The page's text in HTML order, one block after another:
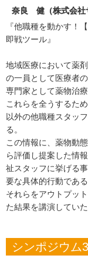
奈良 健（株式会社
『他職種を動かす！
即戦ツール』
地域医療において薬
の一員として医療者
専門家として薬物治
これらを全うするた
以外の他職種スタッ
る。
この情報に、薬物動
ら評価し提案した情
祉スタッフに挙げる
要な具体的行動である
それらをアウトプッ
た結果を講演していた
シンポジウム3